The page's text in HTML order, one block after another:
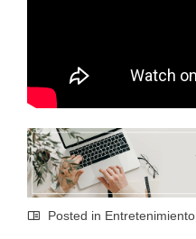
Posted in Entretenimiento